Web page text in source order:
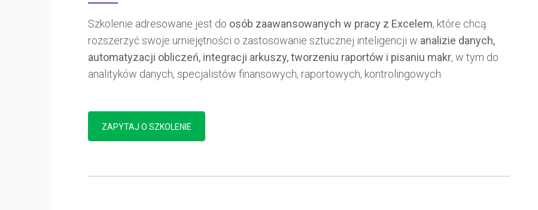
Szkolenie adresowane jest do osób zaawansowanych w pracy z Excelem, które chcą
rozszerzyć swoje umiejętności o zastosowanie sztucznej inteligencji w analizie danych,
automatyzacji obliczeń, integracji arkuszy, tworzeniu raportów i pisaniu makr, w tym do
analityków danych, specjalistów finansowych, raportowych, kontrolingowych.
ZAPYTAJ O SZKOLENIE